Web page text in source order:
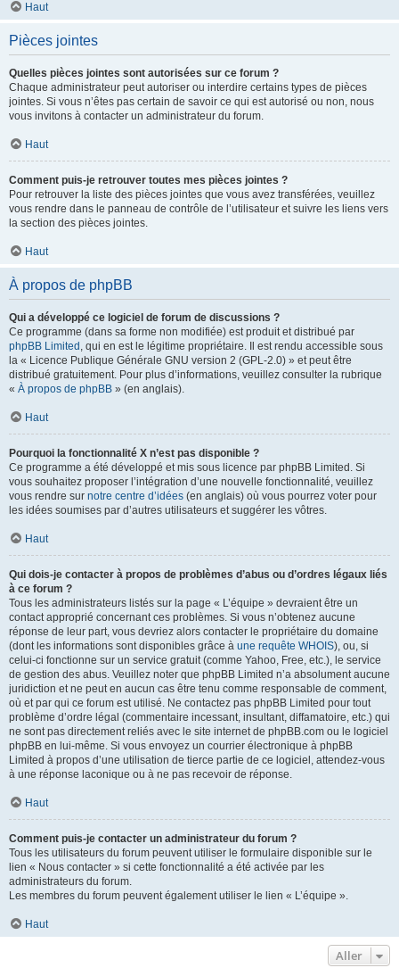
Haut
Pièces jointes
Quelles pièces jointes sont autorisées sur ce forum ?
Chaque administrateur peut autoriser ou interdire certains types de pièces
jointes. Si vous n’êtes pas certain de savoir ce qui est autorisé ou non, nous
vous invitons à contacter un administrateur du forum.
Haut
Comment puis-je retrouver toutes mes pièces jointes ?
Pour retrouver la liste des pièces jointes que vous avez transférées, veuillez
vous rendre dans le panneau de contrôle de l’utilisateur et suivre les liens vers
la section des pièces jointes.
Haut
À propos de phpBB
Qui a développé ce logiciel de forum de discussions ?
Ce programme (dans sa forme non modifiée) est produit et distribué par
phpBB Limited , qui en est le légitime propriétaire. Il est rendu accessible sous
la « Licence Publique Générale GNU version 2 (GPL-2.0) » et peut être
distribué gratuitement. Pour plus d’informations, veuillez consulter la rubrique
« À propos de phpBB » (en anglais).
Haut
Pourquoi la fonctionnalité X n’est pas disponible ?
Ce programme a été développé et mis sous licence par phpBB Limited. Si
vous souhaitez proposer l’intégration d’une nouvelle fonctionnalité, veuillez
vous rendre sur notre centre d’idées (en anglais) où vous pourrez voter pour
les idées soumises par d’autres utilisateurs et suggérer les vôtres.
Haut
Qui dois-je contacter à propos de problèmes d’abus ou d’ordres légaux liés
à ce forum ?
Tous les administrateurs listés sur la page « L’équipe » devraient être un
contact approprié concernant ces problèmes. Si vous n’obtenez aucune
réponse de leur part, vous devriez alors contacter le propriétaire du domaine
(dont les informations sont disponibles grâce à une requête WHOIS), ou, si
celui-ci fonctionne sur un service gratuit (comme Yahoo, Free, etc.), le service
de gestion des abus. Veuillez noter que phpBB Limited n’a absolument aucune
juridiction et ne peut en aucun cas être tenu comme responsable de comment,
où et par qui ce forum est utilisé. Ne contactez pas phpBB Limited pour tout
problème d’ordre légal (commentaire incessant, insultant, diffamatoire, etc.) qui
ne sont pas directement reliés avec le site internet de phpBB.com ou le logiciel
phpBB en lui-même. Si vous envoyez un courrier électronique à phpBB
Limited à propos d’une utilisation de tierce partie de ce logiciel, attendez-vous
à une réponse laconique ou à ne pas recevoir de réponse.
Haut
Comment puis-je contacter un administrateur du forum ?
Tous les utilisateurs du forum peuvent utiliser le formulaire disponible sur le
lien « Nous contacter » si cette fonctionnalité a été activée par les
administrateurs du forum.
Les membres du forum peuvent également utiliser le lien « L’équipe ».
Haut
Aller